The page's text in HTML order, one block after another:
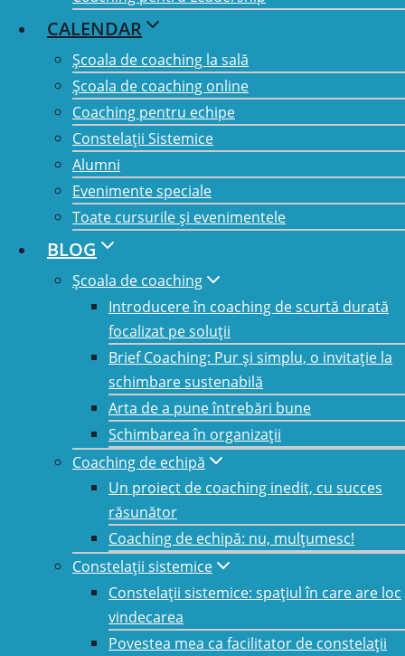
CALENDAR
Școala de coaching la sală
Școala de coaching online
Coaching pentru echipe
Constelații Sistemice
Alumni
Evenimente speciale
Toate cursurile și evenimentele
BLOG
Școala de coaching
Introducere în coaching de scurtă durată
focalizat pe soluții
Brief Coaching: Pur și simplu, o invitație la
schimbare sustenabilă
Arta de a pune întrebări bune
Schimbarea în organizații
Coaching de echipă
Un proiect de coaching inedit, cu succes
răsunător
Coaching de echipă: nu, mulțumesc!
Constelații sistemice
Constelații sistemice: spațiul în care are loc
vindecarea
Povestea mea ca facilitator de constelații
București
iunie 5, 2024@9:00 am
decembrie 6, 2024@
Școala de coaching Solutionsurfers vă
propune programulPURE Brief
Coaching Training care este
Româniași beneficiază de
acreditare internațională
cu noile cerințeICF–Federația
Internațională de Coaching
nivelurile 1, 2 si 3.
Când?